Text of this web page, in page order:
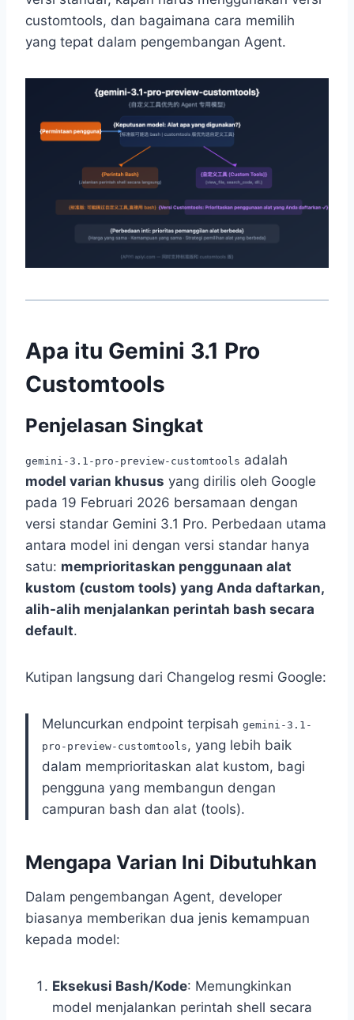
customtools, dan bagaimana cara memilih
yang tepat dalam pengembangan Agent.
Apa itu Gemini 3.1 Pro
Customtools
Penjelasan Singkat
gemini-3.1-pro-preview-customtools adalah
model varian khusus yang dirilis oleh Google
pada 19 Februari 2026 bersamaan dengan
versi standar Gemini 3.1 Pro. Perbedaan utama
antara model ini dengan versi standar hanya
satu: memprioritaskan penggunaan alat
kustom (custom tools) yang Anda daftarkan,
alih-alih menjalankan perintah bash secara
default.
Kutipan langsung dari Changelog resmi Google:
Meluncurkan endpoint terpisah gemini-3.1-
pro-preview-customtools, yang lebih baik
dalam memprioritaskan alat kustom, bagi
pengguna yang membangun dengan
campuran bash dan alat (tools).
Mengapa Varian Ini Dibutuhkan
Dalam pengembangan Agent, developer
biasanya memberikan dua jenis kemampuan
kepada model:
Eksekusi Bash/Kode: Memungkinkan
model menjalankan perintah shell secara